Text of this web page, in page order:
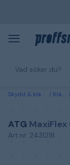
Skydd & kläder Kläder
ATG MaxiFlex
Art.nr: 2431218